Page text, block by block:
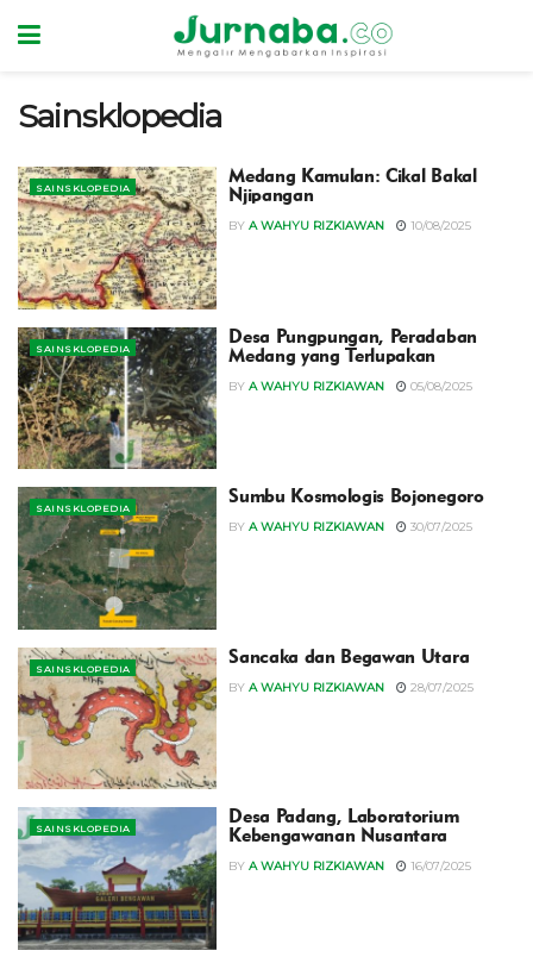
Sainsklopedia
SAINSKLOPEDIA
‎Medang Kamulan: Cikal Bakal
Njipangan
BY A WAHYU RIZKIAWAN 10/08/2025
SAINSKLOPEDIA
‎Desa Pungpungan, Peradaban
Medang yang Terlupakan
BY A WAHYU RIZKIAWAN 05/08/2025
SAINSKLOPEDIA
‎Sumbu Kosmologis Bojonegoro
BY A WAHYU RIZKIAWAN 30/07/2025
SAINSKLOPEDIA
Sancaka dan Begawan Utara
BY A WAHYU RIZKIAWAN 28/07/2025
SAINSKLOPEDIA
Desa Padang, Laboratorium
Kebengawanan Nusantara
BY A WAHYU RIZKIAWAN 16/07/2025